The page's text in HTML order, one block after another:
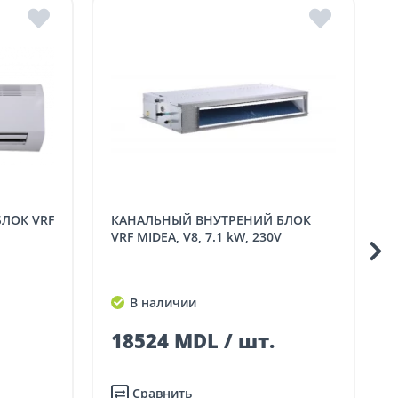
КАНАЛЬНЫЙ ВНУТРЕНИЙ БЛОК
VRF MIDEA, V8, 7.1 kW, 230V
В наличии
18524 MDL / шт.
Сравнить